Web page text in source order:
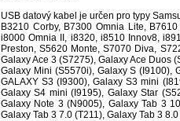
USB datový kabel je určen pro typy
B3210 Corby, B7300 Omnia Lite,
i8000 Omnia II, i8320, i8510 Innov8,
Preston, S5620 Monte, S7070 Diva,
Galaxy Ace 3 (S7275), Galaxy Ace Duos
Galaxy Mini (S5570i), Galaxy S (I9100),
GALAXY S3 (I9300), Galaxy S3 mini
Galaxy S4 mini (I9195), Galaxy Star
Galaxy Note 3 (N9005), Galaxy Tab 3
Galaxy Tab 3 7.0 (T211), Galaxy Tab 3